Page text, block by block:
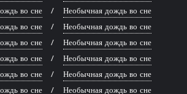
во сне
Необычная дождь во сне
во сне
Необычная дождь во сне
во сне
Необычная дождь во сне
во сне
Необычная дождь во сне
во сне
Необычная дождь во сне
во сне
Необычная дождь во сне